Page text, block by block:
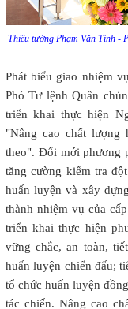
Thiếu tướng Phạm Văn Tính -
Phát biểu giao nhiệm
Phó Tư lệnh Quân
triển khai thực hiện
"Nâng cao chất lượng
theo". Đổi mới phương
tăng cường kiểm tra
huấn luyện và xây
thành nhiệm vụ của
triển khai thực hiện
vững chắc, an toàn,
huấn luyện chiến đấu;
tổ chức huấn luyện
tác chiến. Nâng cao